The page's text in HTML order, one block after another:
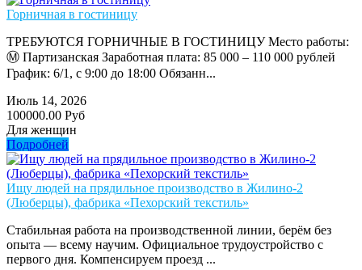
Горничная в гостиницу
ТРЕБУЮТСЯ ГОРНИЧНЫЕ В ГОСТИНИЦУ Место работы:
Ⓜ️ Партизанская Заработная плата: 85 000 – 110 000 рублей
График: 6/1, с 9:00 до 18:00 Обязанн...
Июль 14, 2026
100000.00 Руб
Для женщин
Подробней
Ищу людей на прядильное производство в Жилино-2
(Люберцы), фабрика «Пехорский текстиль»
Стабильная работа на производственной линии, берём без
опыта — всему научим. Официальное трудоустройство с
первого дня. Компенсируем проезд ...